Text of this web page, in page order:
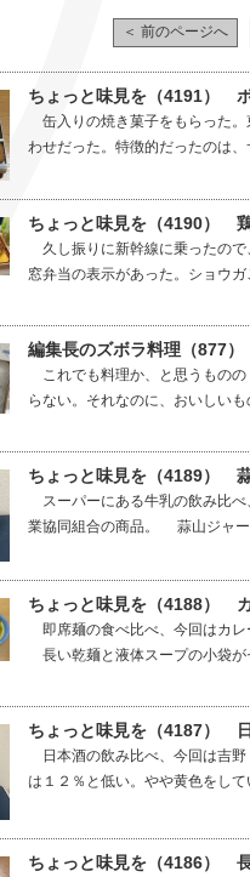
＜ 前のページへ
ちょっと味見を（4191）
缶入りの焼き菓子をもらった
わせだった。特徴的だったのは
ちょっと味見を（4190）
久し振りに新幹線に乗ったの
窓弁当の表示があった。ショウガ
編集長のズボラ料理（877
これでも料理か、と思うものの
らない。それなのに、おいしい
ちょっと味見を（4189）
スーパーにある牛乳の飲み比べ
業協同組合の商品。 蒜山ジャー
ちょっと味見を（4188）
即席麺の食べ比べ、今回はカレ
長い乾麺と液体スープの小袋が
ちょっと味見を（4187）
日本酒の飲み比べ、今回は吉
は１２％と低い。やや黄色をして
ちょっと味見を（4186）